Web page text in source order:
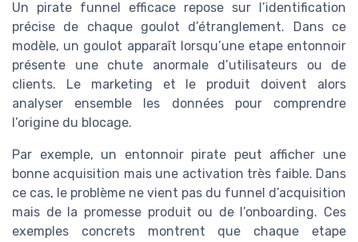
Un pirate funnel efficace repose sur l’identification
précise de chaque goulot d’étranglement. Dans ce
modèle, un goulot apparaît lorsqu’une etape entonnoir
présente une chute anormale d’utilisateurs ou de
clients. Le marketing et le produit doivent alors
analyser ensemble les données pour comprendre
l’origine du blocage.
Par exemple, un entonnoir pirate peut afficher une
bonne acquisition mais une activation très faible. Dans
ce cas, le problème ne vient pas du funnel d’acquisition
mais de la promesse produit ou de l’onboarding. Ces
exemples concrets montrent que chaque etape